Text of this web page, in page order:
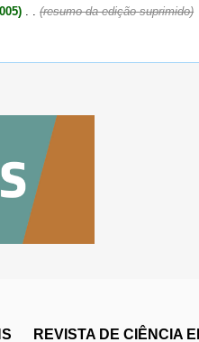
(resumo da edição suprimido)
REVISTA DE CIÊNCIA